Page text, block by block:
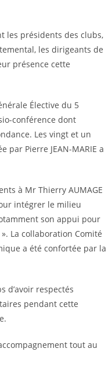
les présidents des clubs,
les dirigeants de
présence cette
Élective du 5
conférence dont
Les vingt et un
Pierre JEAN-MARIE a
à Mr Thierry AUMAGE
intégrer le milieu
son appui pour
La collaboration Comité
a été confortée par la
d’avoir respectés
pendant cette
tout au